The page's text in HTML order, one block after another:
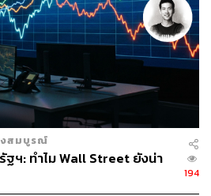
ESG ใหม่ในสหรัฐฯ หดตัวกว่า
หลังบริษัท BlackRock ชะลอ
ยต่อต้าน ESG ของทรัมป์ ประกอบ
ยและเงินเพื่อที่สูงขึ้น
อดตราสารหนี้ ESG ออกใหม่
สหรัฐ ลดลงจากกุมภาพันธ์ 2024 ที่
งผลให้ยอดคงค้างตราสารหนี้
อลลาร์สหรัฐ
งสมบูรณ์
ฯ: ทำไม Wall Street ยังน่า
194